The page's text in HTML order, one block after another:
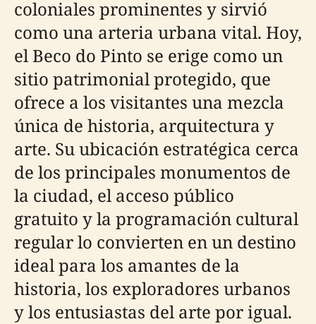
coloniales prominentes y sirvió
como una arteria urbana vital. Hoy,
el Beco do Pinto se erige como un
sitio patrimonial protegido, que
ofrece a los visitantes una mezcla
única de historia, arquitectura y
arte. Su ubicación estratégica cerca
de los principales monumentos de
la ciudad, el acceso público
gratuito y la programación cultural
regular lo convierten en un destino
ideal para los amantes de la
historia, los exploradores urbanos
y los entusiastas del arte por igual.